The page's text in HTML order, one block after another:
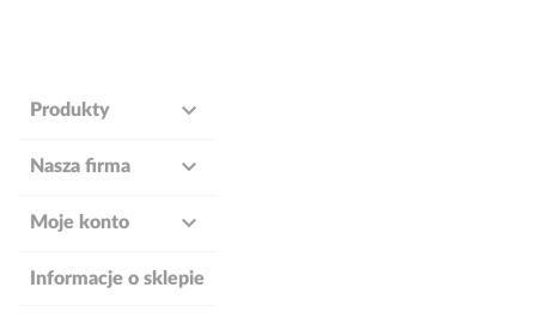
Produkty 
Nasza firma 
Moje konto 
Informacje o sklepie